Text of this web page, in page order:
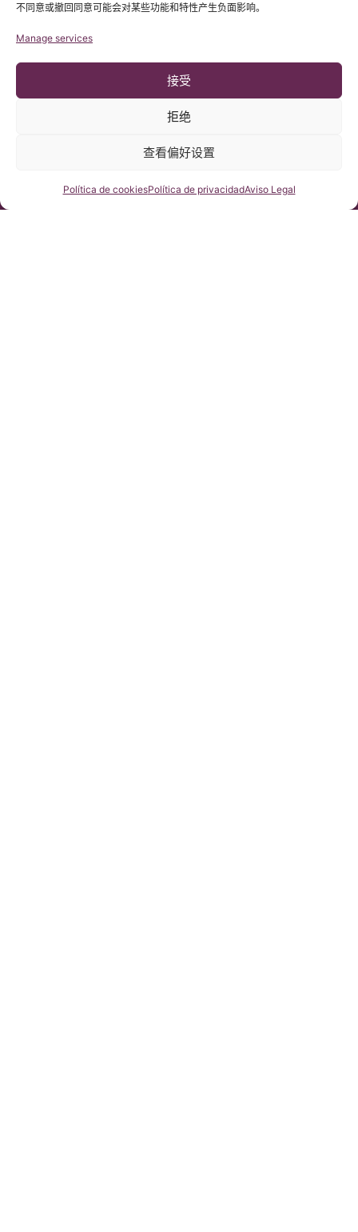
不同意或撤回同意可能会对某些功能和特性产生负面影响。
Manage services
接受
拒绝
查看偏好设置
Política de cookiesPolítica de privacidadAviso Legal
本网站内容原文为西班牙语，网站的翻译内容非官方翻译，不具法
咨询我们